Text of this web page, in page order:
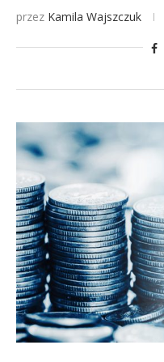
przez Kamila Wajszczuk